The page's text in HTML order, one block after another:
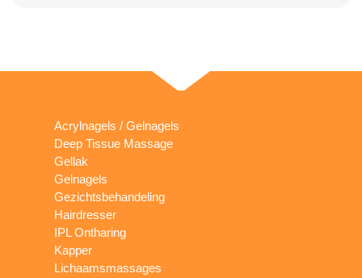
Acrylnagels / Gelnagels
Deep Tissue Massage
Gellak
Gelnagels
Gezichtsbehandeling
Hairdresser
IPL Ontharing
Kapper
Lichaamsmassages